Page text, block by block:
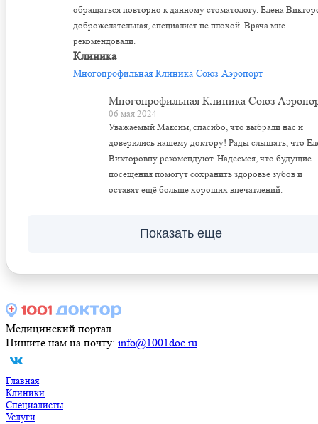
обращаться повторно к данному стоматологу. Елена
доброжелательная, специалист не плохой. Врача мне
рекомендовали.
Клиника
Многопрофильная Клиника Союз Аэропорт
Многопрофильная Клиника Союз
06 мая 2024
Уважаемый Максим, спасибо, что выбрали нас и
доверились нашему доктору! Рады слышать, что
Викторовну рекомендуют. Надеемся, что будущие
посещения помогут сохранить здоровье зубов и
оставят ещё больше хороших впечатлений.
Показать еще
Медицинский портал
Пишите нам на почту: info@1001doc.ru
Главная
Клиники
Специалисты
Услуги